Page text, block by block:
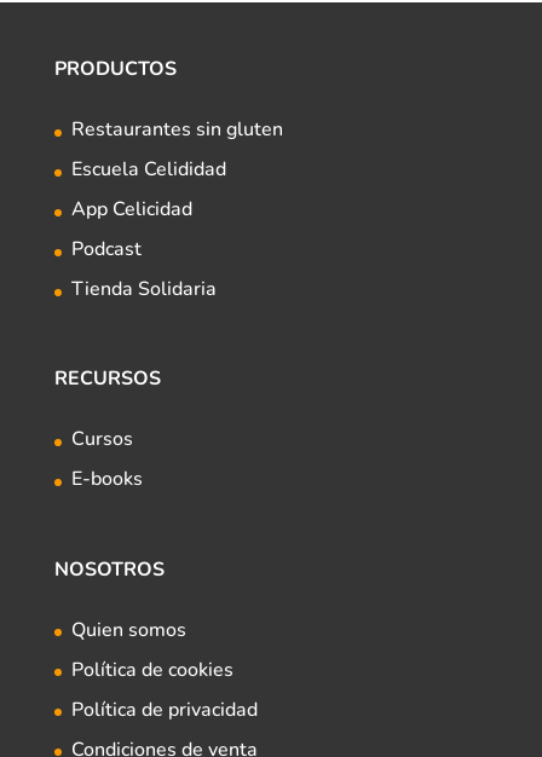
PRODUCTOS
Restaurantes sin gluten
Escuela Celididad
App Celicidad
Podcast
Tienda Solidaria
RECURSOS
Cursos
E-books
NOSOTROS
Quien somos
Política de cookies
Política de privacidad
Condiciones de venta